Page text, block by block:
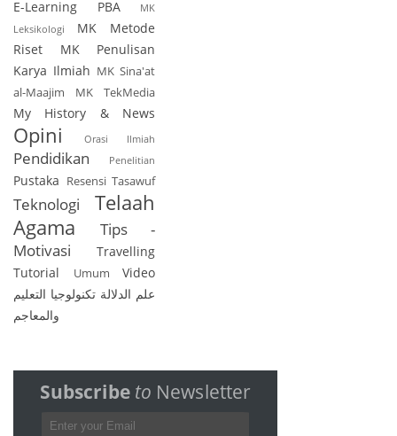
E-Learning PBA
MK
Leksikologi
MK Metode
Riset
MK Penulisan
Karya Ilmiah MK Sina'at
al-Maajim
MK TekMedia
My History & News
Opini Orasi Ilmiah
Pendidikan Penelitian
Pustaka Resensi Tasawuf
Teknologi
Telaah
Agama
Tips -
Motivasi
Travelling
Tutorial
Umum
Video
تكنولوجيا التعليم علم الدلالة
والمعاجم
Subscribe to Newsletter